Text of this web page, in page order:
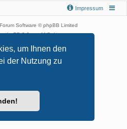
um Ihnen den
der Nutzung zu
Impressum
Software © phpBB Limited
- phpBB 3.3 von MrGaby
Nutzungsbedingungen